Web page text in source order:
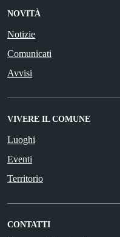
NOVITÀ
Notizie
Comunicati
Avvisi
VIVERE IL COMUNE
Luoghi
Eventi
Territorio
CONTATTI